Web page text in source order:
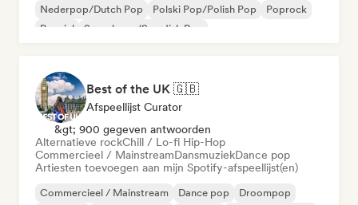
Nederpop/Dutch Pop Polski Pop/Polish Pop
Poprock
Popziel
Svenskpop/Swedish Pop
Best of the UK 🇬🇧
Afspeellijst Curator
&gt; 900 gegeven antwoorden
Alternatieve rockChill / Lo-fi Hip-Hop
Commercieel / MainstreamDansmuziekDance pop
Artiesten toevoegen aan mijn Spotify-afspeellijst(en)
Commercieel / Mainstream Dance pop
Droompop